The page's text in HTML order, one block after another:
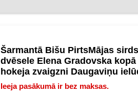
Šarmantā Bišu PirtsMājas
dvēsele Elena Gradovska kopā
hokeja zvaigzni Daugaviņu
Ieeja pasākumā ir bez maksas.